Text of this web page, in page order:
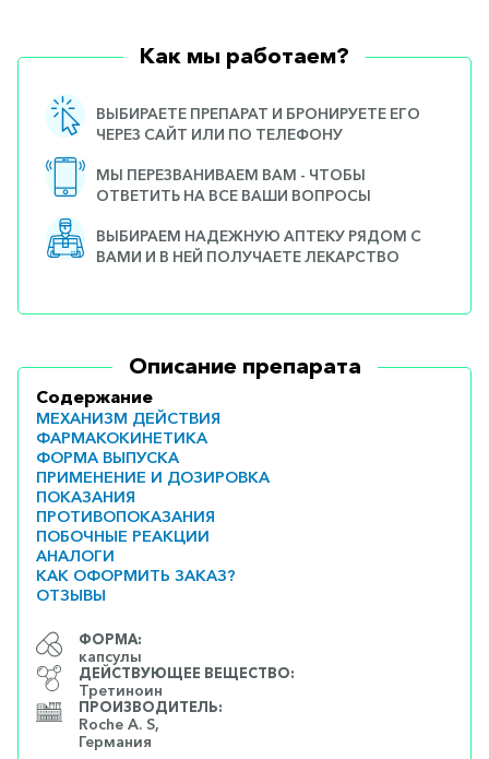
Как мы работаем?
ВЫБИРАЕТЕ ПРЕПАРАТ И БРОНИРУЕТЕ ЕГО
ЧЕРЕЗ САЙТ ИЛИ ПО ТЕЛЕФОНУ
МЫ ПЕРЕЗВАНИВАЕМ ВАМ - ЧТОБЫ
ОТВЕТИТЬ НА ВСЕ ВАШИ ВОПРОСЫ
ВЫБИРАЕМ НАДЕЖНУЮ АПТЕКУ РЯДОМ С
ВАМИ И В НЕЙ ПОЛУЧАЕТЕ ЛЕКАРСТВО
Описание препарата
Содержание
МЕХАНИЗМ ДЕЙСТВИЯ
ФАРМАКОКИНЕТИКА
ФОРМА ВЫПУСКА
ПРИМЕНЕНИЕ И ДОЗИРОВКА
ПОКАЗАНИЯ
ПРОТИВОПОКАЗАНИЯ
ПОБОЧНЫЕ РЕАКЦИИ
АНАЛОГИ
КАК ОФОРМИТЬ ЗАКАЗ?
ОТЗЫВЫ
ФОРМА:
капсулы
ДЕЙСТВУЮЩЕЕ ВЕЩЕСТВО:
Третиноин
ПРОИЗВОДИТЕЛЬ:
Roche A. S,
Германия